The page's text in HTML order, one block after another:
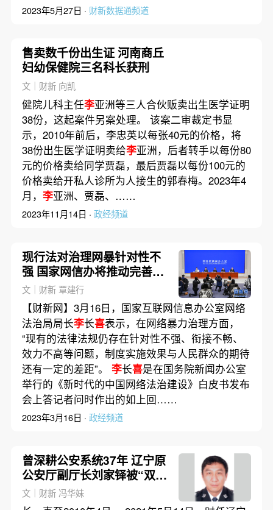
2023年5月27日 · 财新数据通频道
售卖数千份出生证 河南商丘
妇幼保健院三名科长获刑
文｜财新 向凯
健院儿科主任李亚洲等三人合伙贩卖出生医学证明
38份，这起案件另案处理。 该案二审裁定书显
示，2010年前后，李忠英以每张40元的价格，将
38份出生医学证明卖给李亚洲，后者转手以每份80
元的价格卖给同学贾磊，最后贾磊以每份100元的
价格卖给开私人诊所为人接生的郭春梅。2023年4
月， 李亚洲、贾磊、……
2023年11月14日 · 政经频道
现行法对治理网暴针对性不
强 国家网信办将推动完善立
法
文｜财新 覃建行
【财新网】3月16日，国家互联网信息办公室网络
法治局局长李长喜表示，在网络暴力治理方面，
“现有的法律法规仍存在针对性不强、衔接不畅、
效力不高等问题，制度实施效果与人民群众的期待
还有一定的差距”。 李长喜是在国务院新闻办公室
举行的《新时代的中国网络法治建设》白皮书发布
会上答记者问时作出的如上回……
2023年3月16日 · 政经频道
曾深耕公安系统37年 辽宁原
公安厅副厅长刘家铎被“双
开”
文｜财新 冯华妹